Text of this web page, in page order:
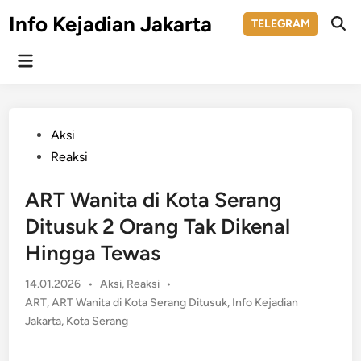
toInfo Kejadian Jakarta TELEGRAM
Main
PostedAksi
Reaksi
ART Wanita di Kota Serang
Ditusuk 2 Orang Tak Dikenal
Hingga Tewas
14.01.2026 • Posted
in
Aksi, Reaksi •
ART,ART Wanita di Kota Serang Ditusuk, Info Kejadian
Jakarta, Kota Serang